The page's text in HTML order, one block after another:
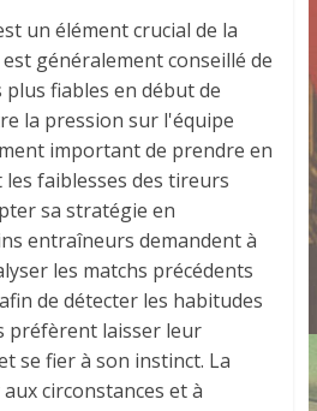
un élément crucial de la
généralement conseillé de
fiables en début de
la pression sur l'équipe
important de prendre en
faiblesses des tireurs
sa stratégie en
entraîneurs demandent à
les matchs précédents
de détecter les habitudes
préfèrent laisser leur
se fier à son instinct. La
circonstances et à